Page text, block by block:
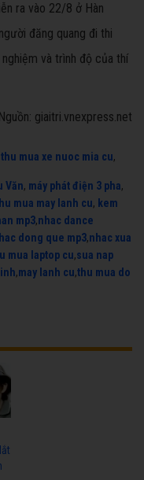
ra vào 22/8 ở Hàn
đăng quang đi thi
và trình độ của thí
Nguồn: giaitri.vnexpress.net
thu mua xe nuoc mia cu,
Văn, máy phát điện 3 pha,
mua may lanh cu, kem
mp3,nhac dance
dong que mp3,nhac xua
mua laptop cu,sua nap
,may lanh cu,thu mua do